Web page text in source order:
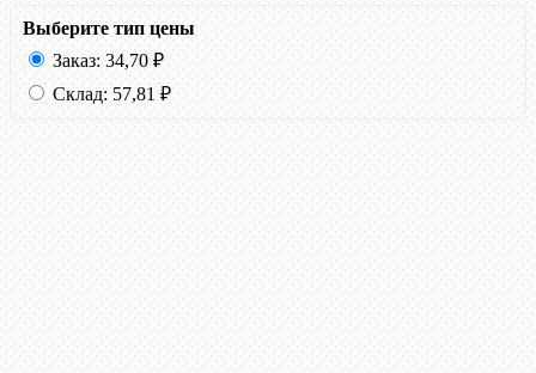
Выберите тип цены
Заказ: 34,70 ₽
Склад: 57,81 ₽